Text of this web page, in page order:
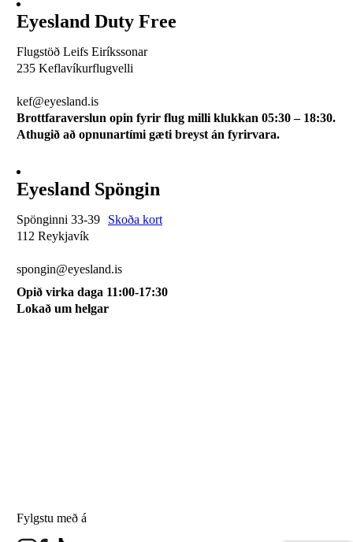
Eyesland Duty Free
Flugstöð Leifs Eiríkssonar
235 Keflavíkurflugvelli
kef@eyesland.is
Brottfaraverslun opin fyrir flug milli klukkan 05:30 – 18:30.
Athugið að opnunartími gæti breyst án fyrirvara.
Eyesland Spöngin
Spönginni 33-39
Skoða kort
112 Reykjavík
spongin@eyesland.is
Opið virka daga 11:00-17:30
Lokað um helgar
Fylgstu með á